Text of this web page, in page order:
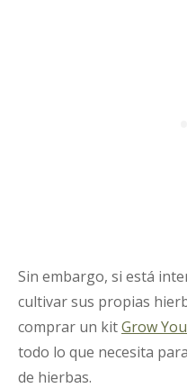
Sin embargo, si está
cultivar sus propias
comprar un kitGrow
todo lo que necesita
de hierbas.